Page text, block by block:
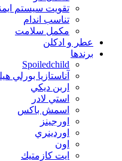
تقویت سیستم
تناسب اندام
مکمل سلامت
عطر و ادکلن
برندها
Spoiledchild
آناستازيا بورلي
اربن ديكي
استي لادر
اسمش باكس
اورجينز
اوردينري
اون
ايت كازمتيك